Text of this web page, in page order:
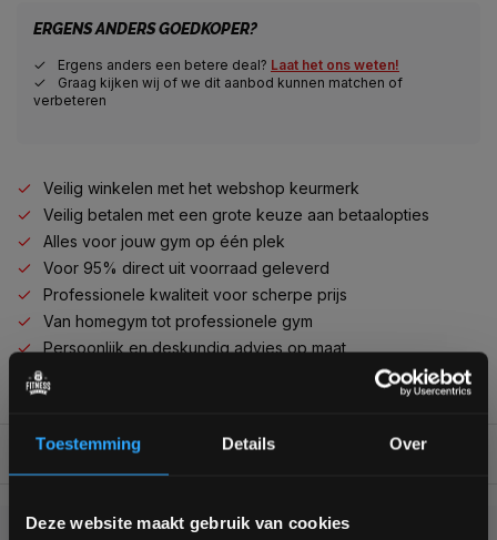
Toestemming Details Over
Deze website maakt gebruik van cookies
ERGENS ANDERS GOEDKOPER?
Ergens anders een betere deal? Laat het ons weten!
Graag kijken wij of we dit aanbod kunnen matchen of
verbeteren
Veilig winkelen met het webshop keurmerk
Veilig betalen met een grote keuze aan betaalopties
Alles voor jouw gym op één plek
Voor 95% direct uit voorraad geleverd
Professionele kwaliteit voor scherpe prijs
Van homegym tot professionele gym
Persoonlijk en deskundig advies op maat
Complete gym inrichting mogelijk
BESCHRIJVING
Bam! 5% korting op je volgende